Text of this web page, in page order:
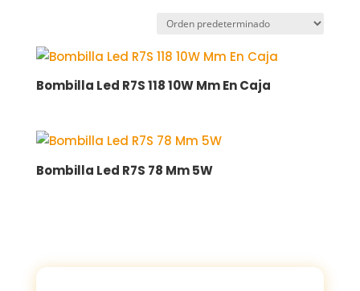
Bombilla Led R7S 118 10W Mm En Caja
Bombilla Led R7S 78 Mm 5W